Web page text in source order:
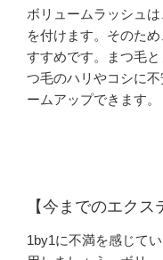
ボリュームラッシュ
を付けます。そのた
すすめです。まつ毛
つ毛のハリやコシに
ームアップできます。
【今までのエクス
1by1に不満を感じて